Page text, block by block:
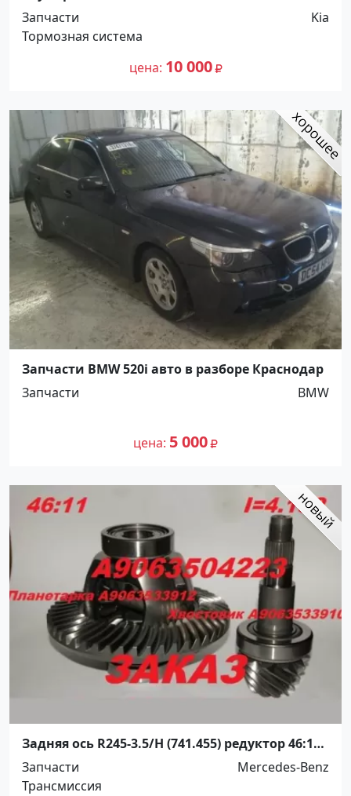
Краснодар
Запчасти
Kia
Тормозная система
цена 10 000
Запчасти BMW 520i авто в разборе Краснодар
Запчасти
BMW
цена 5 000
Задняя ось R245-3.5/H (741.455) редуктор 46:11
Mercedes Sprinter Минск
Запчасти
Mercedes-Benz
Трансмиссия